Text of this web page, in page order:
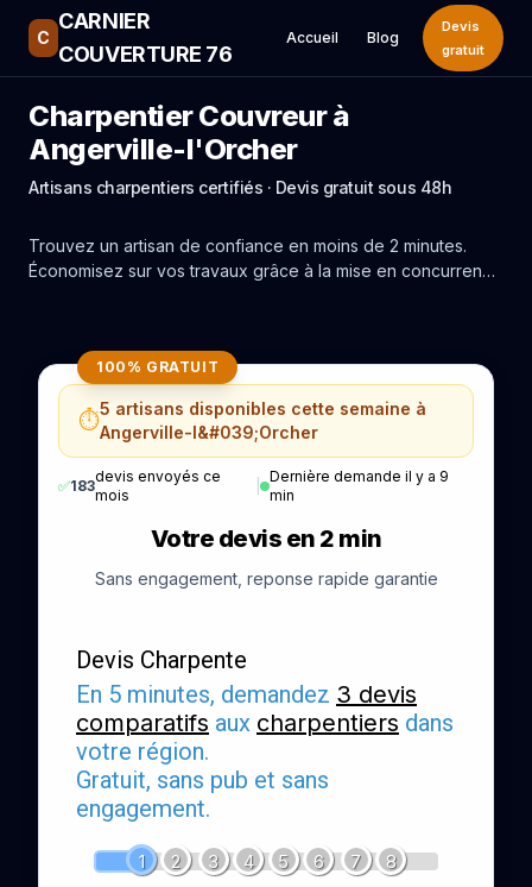
C
CARNIER
COUVERTURE 76
Accueil Blog
Devis
gratuit
Charpentier Couvreur à
Angerville-l'Orcher
Artisans charpentiers certifiés · Devis gratuit sous 48h
Trouvez un artisan de confiance en moins de 2 minutes.
Économisez sur vos travaux grâce à la mise en concurrence
100% GRATUIT
⏱️5 artisans disponibles cette semaine à
Angerville-l&#039;Orcher
✅183
devis envoyés ce
mois
|
Dernière demande il y a 9
min
Votre devis en 2 min
Sans engagement, reponse rapide garantie
Devis Charpente
En 5 minutes, demandez 3 devis
comparatifs aux charpentiers dans
votre région.
Gratuit, sans pub et sans
engagement.
1 2 3 4 5 6 7 8